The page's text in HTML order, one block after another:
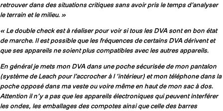
retrouver dans des situations critiques sans avoir pris le temps d’analyser
le terrain et le milieu. »
« Le double check est à réaliser pour voir si tous les DVA sont en bon état
de marche. Il est possible que les fréquences de certains DVA dérivent et
que ses appareils ne soient plus compatibles avec les autres appareils.
En général je mets mon DVA dans une poche sécurisée de mon pantalon
(système de Leach pour l’accrocher à l ‘intérieur) et mon téléphone dans la
poche opposé dans ma veste ou voire même en haut de mon sac à dos.
Attention il n’y a pas que les appareils électroniques qui peuvent interférer
les ondes, les emballages des compotes ainsi que celle des barres